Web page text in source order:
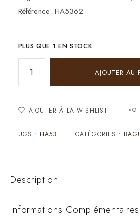
Référence: HA5362
PLUS QUE 1 EN STOCK
AJOUTER AU
AJOUTER À LA WISHLIST
UGS : HA53 CATÉGORIES :
Description
Informations Complémentaires